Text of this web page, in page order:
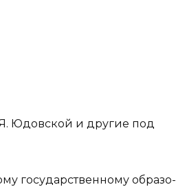
Юдовской и другие под
государственному образо-